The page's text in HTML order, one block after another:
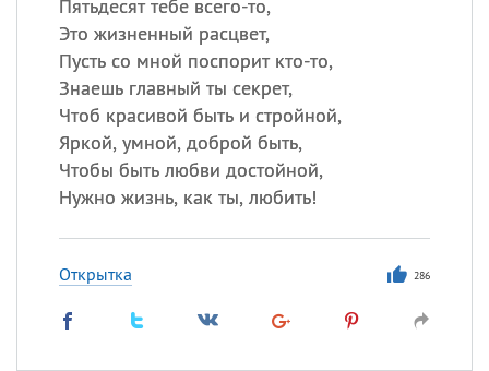
Пятьдесят тебе всего-то,
Это жизненный расцвет,
Пусть со мной поспорит кто-то,
Знаешь главный ты секрет,
Чтоб красивой быть и стройной,
Яркой, умной, доброй быть,
Чтобы быть любви достойной,
Нужно жизнь, как ты, любить!
Открытка 286